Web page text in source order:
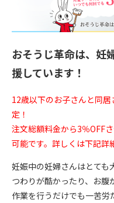
おそうじ革命は、妊
援しています！
12歳以下のお子さんと同
定！
注文総額料金から3％OFF
可能です。詳しくは下記詳
妊娠中の妊婦さんはとても
つわりが酷かったり、お腹
作業を行うだけでも一苦労